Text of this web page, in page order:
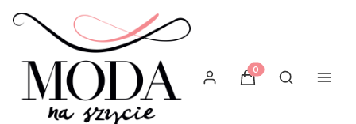
Produkty w
Otwórz